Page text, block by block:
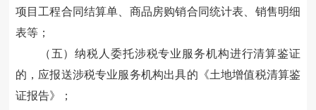
项目工程合同结算单、商品房购销合同统计表、销售明细
表等；
（五）纳税人委托涉税专业服务机构进行清算鉴证
的，应报送涉税专业服务机构出具的《土地增值税清算鉴
证报告》
；